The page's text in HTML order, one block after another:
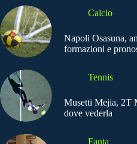
Calcio
Napoli Osasuna,
formazioni e
Tennis
Musetti Mejia, 2T
dove vederla
Fanta